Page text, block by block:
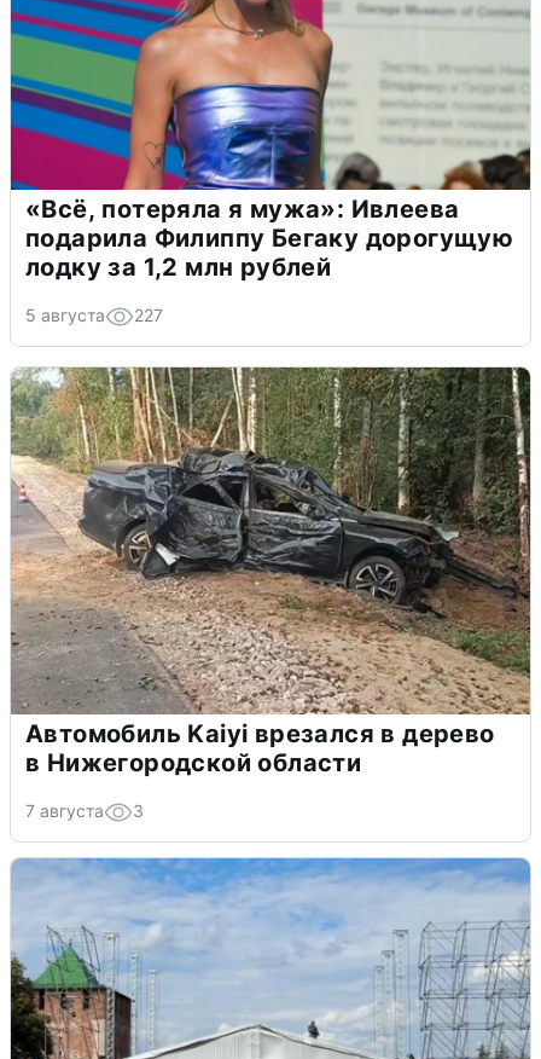
«Всё, потеряла я мужа»: Ивлеева
подарила Филиппу Бегаку дорогущую
лодку за 1,2 млн рублей
5 августа 227
Автомобиль Kaiyi врезался в дерево
в Нижегородской области
7 августа 3